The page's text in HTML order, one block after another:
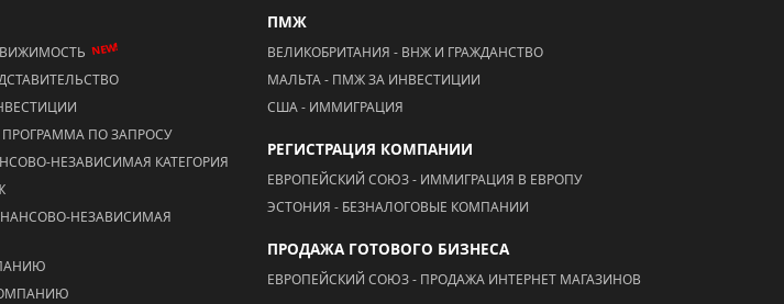
NEW!
ПО ЗАПРОСУ
НЕЗАВИСИМАЯ КАТЕГОРИЯ
НЕЗАВИСИМАЯ
ПМЖ
ВЕЛИКОБРИТАНИЯ - ВНЖ И ГРАЖДАНСТВО
МАЛЬТА - ПМЖ ЗА ИНВЕСТИЦИИ
США - ИММИГРАЦИЯ
РЕГИСТРАЦИЯ КОМПАНИИ
ЕВРОПЕЙСКИЙ СОЮЗ - ИММИГРАЦИЯ В ЕВРОПУ
ЭСТОНИЯ - БЕЗНАЛОГОВЫЕ КОМПАНИИ
ПРОДАЖА ГОТОВОГО БИЗНЕСА
ЕВРОПЕЙСКИЙ СОЮЗ - ПРОДАЖА ИНТЕРНЕТ МАГАЗИНОВ